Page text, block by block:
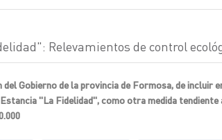
Relevamientos de control
Gobierno de la provincia de Formosa, de incluir
"La Fidelidad", como otra medida